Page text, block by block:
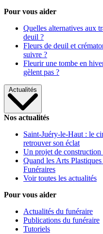
Pour vous aider
Quelles alternatives aux
deuil ?
Fleurs de deuil et
suivre ?
Fleurir une tombe en
gèlent pas ?
Actualités
Nos actualités
Saint-Juéry-le-Haut : le
retrouver son éclat
Un projet de
Quand les Arts
Funéraires
Voir toutes les actualités
Pour vous aider
Actualités du funéraire
Publications du funéraire
Tutoriels